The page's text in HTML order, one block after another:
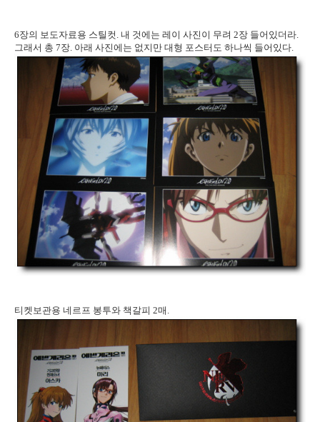
6장의 보도자료용 스틸컷. 내 것에는 레이 사진이 무려 2장 들어있더라.
그래서 총 7장. 아래 사진에는 없지만 대형 포스터도 하나씩 들어있다.
티켓보관용 네르프 봉투와 책갈피 2매.